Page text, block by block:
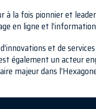
à la fois pionnier et
en ligne et
et de
également un acteur
majeur dans